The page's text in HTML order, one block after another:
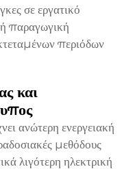
σε εργατικό
παραγωγική
περιόδων
και
ανώτερη ενεργειακή
μεθόδους
λιγότερη ηλεκτρική